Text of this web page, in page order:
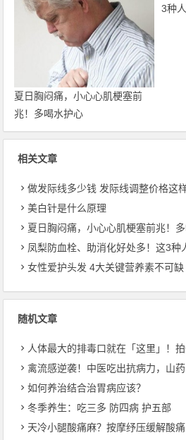
夏日胸闷痛，小心心肌梗塞前
兆！多喝水护心
3种
相关文章
做发际线多少钱 发际线调整价格这
美白针是什么原理
夏日胸闷痛，小心心肌梗塞前兆！
凤梨防血栓、助消化好处多！这3种
女性爱护头发 4大关键营养素不可缺
随机文章
人体最大的排毒口就在「这里」！
禽流感逆袭！中医吃出抗病力，山
如何养治结合治胃病应该？
冬季养生：吃三多 防四病 护五部
天冷小腿酸痛麻？按摩纾压缓解酸痛